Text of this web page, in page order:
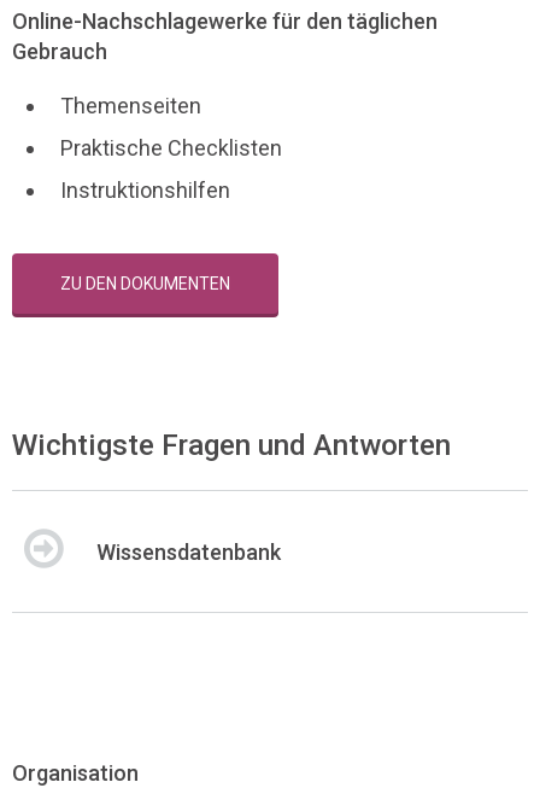
Online-Nachschlagewerke für den täglichen
Gebrauch
Themenseiten
Praktische Checklisten
Instruktionshilfen
ZU DEN DOKUMENTEN
Wichtigste Fragen und Antworten
Wissensdatenbank
Organisation